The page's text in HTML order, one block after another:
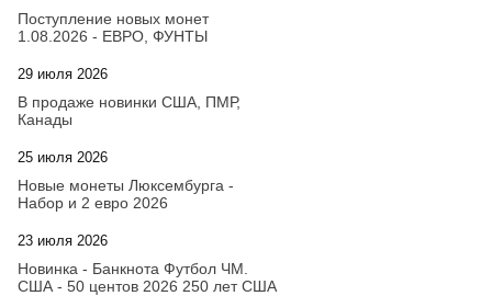
Поступление новых монет
1.08.2026 - ЕВРО, ФУНТЫ
29 июля 2026
В продаже новинки США, ПМР,
Канады
25 июля 2026
Новые монеты Люксембурга -
Набор и 2 евро 2026
23 июля 2026
Новинка - Банкнота Футбол ЧМ.
США - 50 центов 2026 250 лет США